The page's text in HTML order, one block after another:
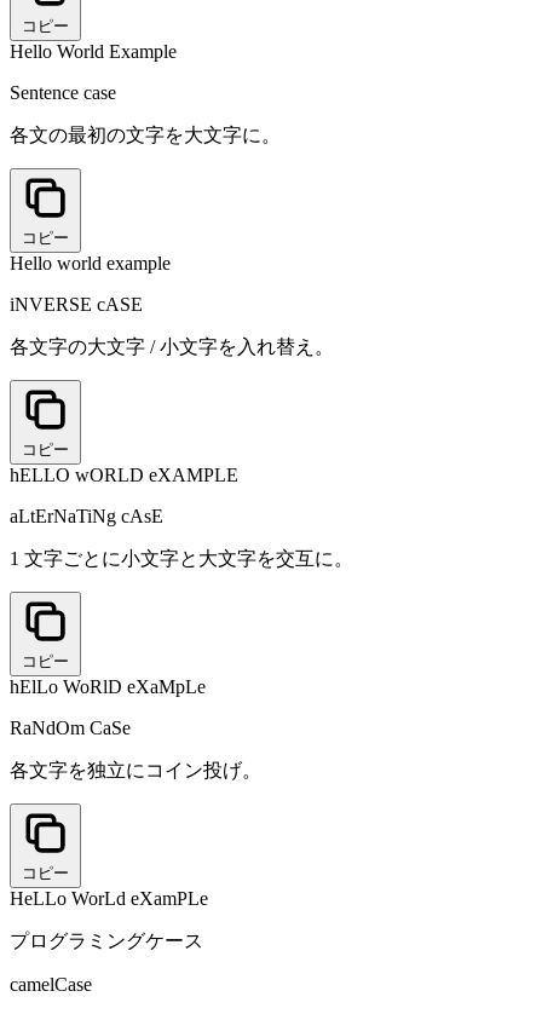
コピー
Hello World Example
Sentence case
各文の最初の文字を大文字に。
コピー
Hello world example
iNVERSE cASE
各文字の大文字 / 小文字を入れ替え。
コピー
hELLO wORLD eXAMPLE
aLtErNaTiNg cAsE
1 文字ごとに小文字と大文字を交互に。
コピー
hElLo WoRlD eXaMpLe
RaNdOm CaSe
各文字を独立にコイン投げ。
コピー
HeLLo WorLd eXamPLe
プログラミングケース
camelCase